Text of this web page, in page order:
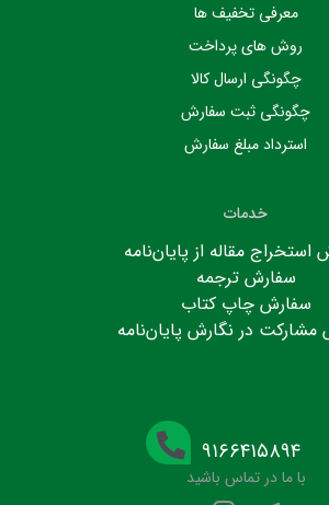
معرفی تخفیف ها
روش های پرداخت
چگونگی ارسال کالا
چگونگی ثبت سفارش
استرداد مبلغ سفارش
خدمات
استخراج مقاله از پایان‌نامه
سفارش ترجمه
سفارش چاپ کتاب
در نگارش پایان‌نامه
۹۱۶۶۴۱۵۸۹۴
با ما در تماس باشید